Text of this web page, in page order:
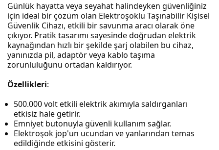
Günlük hayatta veya seyahat halindeyken güvenliğiniz
için ideal bir çözüm olan Elektroşoklu Taşınabilir Kişisel
Güvenlik Cihazı, etkili bir savunma aracı olarak öne
çıkıyor. Pratik tasarımı sayesinde doğrudan elektrik
kaynağından hızlı bir şekilde şarj olabilen bu cihaz,
yanınızda pil, adaptör veya kablo taşıma
zorunluluğunu ortadan kaldırıyor.
Özellikleri:
500.000 volt etkili elektrik akımıyla saldırganları
etkisiz hale getirir.
Emniyet butonuyla güvenli kullanım sağlar.
Elektroşok jop'un ucundan ve yanlarından temas
edildiğinde etkisini gösterir.